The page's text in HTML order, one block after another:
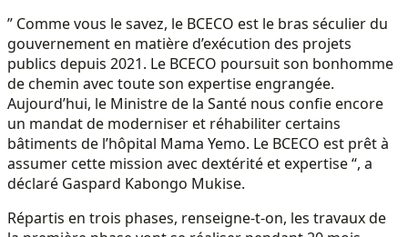
” Comme vous le savez, le BCECO est le bras séculier du
gouvernement en matière d’exécution des projets
publics depuis 2021. Le BCECO poursuit son bonhomme
de chemin avec toute son expertise engrangée.
Aujourd’hui, le Ministre de la Santé nous confie encore
un mandat de moderniser et réhabiliter certains
bâtiments de l’hôpital Mama Yemo. Le BCECO est prêt à
assumer cette mission avec dextérité et expertise “, a
déclaré Gaspard Kabongo Mukise.
Répartis en trois phases, renseigne-t-on, les travaux de